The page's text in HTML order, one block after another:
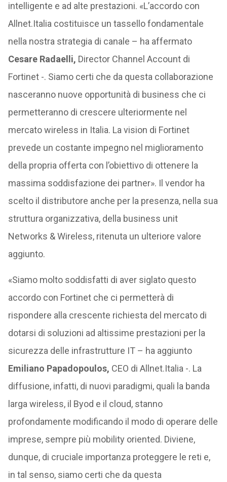
intelligente e ad alte prestazioni. «L’accordo con
Allnet.Italia costituisce un tassello fondamentale
nella nostra strategia di canale – ha affermato
Cesare Radaelli, Director Channel Account di
Fortinet -. Siamo certi che da questa collaborazione
nasceranno nuove opportunità di business che ci
permetteranno di crescere ulteriormente nel
mercato wireless in Italia. La vision di Fortinet
prevede un costante impegno nel miglioramento
della propria offerta con l’obiettivo di ottenere la
massima soddisfazione dei partner». Il vendor ha
scelto il distributore anche per la presenza, nella sua
struttura organizzativa, della business unit
Networks & Wireless, ritenuta un ulteriore valore
aggiunto.
«Siamo molto soddisfatti di aver siglato questo
accordo con Fortinet che ci permetterà di
rispondere alla crescente richiesta del mercato di
dotarsi di soluzioni ad altissime prestazioni per la
sicurezza delle infrastrutture IT – ha aggiunto
Emiliano Papadopoulos, CEO di Allnet.Italia -. La
diffusione, infatti, di nuovi paradigmi, quali la banda
larga wireless, il Byod e il cloud, stanno
profondamente modificando il modo di operare delle
imprese, sempre più mobility oriented. Diviene,
dunque, di cruciale importanza proteggere le reti e,
in tal senso, siamo certi che da questa